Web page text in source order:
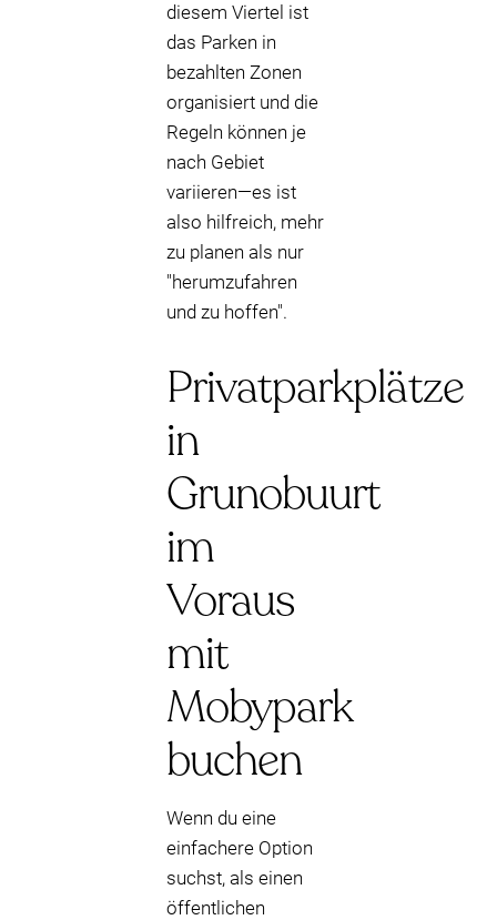
diesem Viertel ist
das Parken in
bezahlten Zonen
organisiert und die
Regeln können je
nach Gebiet
variieren—es ist
also hilfreich, mehr
zu planen als nur
"herumzufahren
und zu hoffen".
Privatparkplätze
in
Grunobuurt
im
Voraus
mit
Mobypark
buchen
Wenn du eine
einfachere Option
suchst, als einen
öffentlichen